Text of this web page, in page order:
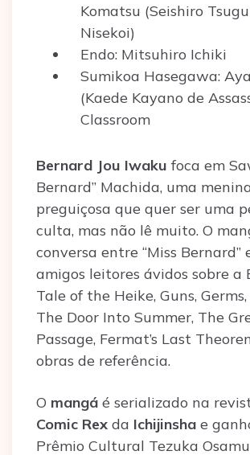
Komatsu (Seishiro
Nisekoi)
Endo: Mitsuhiro Ichiki
Sumikoa Hasegawa:
(Kaede Kayano de
Classroom
Bernard Jou Iwaku foca em
Bernard” Machida, uma
preguiçosa que quer ser uma
culta, mas não lê muito. O
conversa entre “Miss Bernard”
amigos leitores ávidos sobre a
Tale of the Heike, Guns,
The Door Into Summer, The
Passage, Fermat’s Last
obras de referência.
O mangá é serializado na
Comic Rex da Ichijinsha e
Prêmio Cultural Tezuka